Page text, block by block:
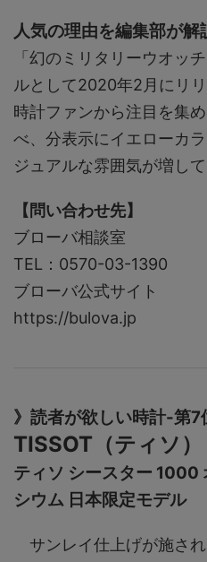
人気の理由を編集部が解
「幻のミリタリーウオッ
ルとして2020年2月にリ
時計ファンから注目を集
べ、分表示にイエローカ
ジュアルな雰囲気が増し
【問い合わせ先】
ブローバ相談室
TEL：0570-03-1390
ブローバ公式サイト
https://bulova.jp
》読者が欲しい時計-第7
TISSOT（ティソ）
ティソ シースター 1000
シウム 日本限定モデル
サンレイ仕上げが施さ